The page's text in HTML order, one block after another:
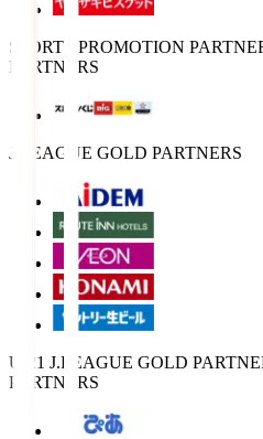
SPORTS PROMOTION
PARTNERS
J.LEAGUE GOLD PARTNERS
U-21 J.LEAGUE GOLD
PARTNERS